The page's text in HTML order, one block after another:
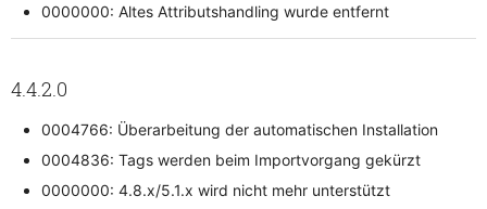
0000000: Altes Attributshandling wurde entfernt
4.4.2.0
0004766: Überarbeitung der automatischen Installation
0004836: Tags werden beim Importvorgang gekürzt
0000000: 4.8.x/5.1.x wird nicht mehr unterstützt